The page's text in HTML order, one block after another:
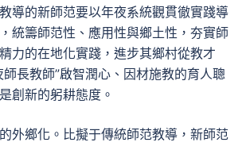
導的新師范要以年夜系統觀貫徹實踐導
統籌師范性、應用性與鄉土性，夯實師
力的在地化實踐，進步其鄉村從教才
師長教師”啟智潤心、因材施教的育人聰
創新的躬耕態度。
外鄉化。比擬于傳統師范教導，新師范